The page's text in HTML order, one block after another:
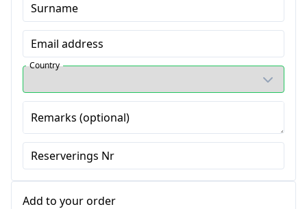
Surname
Email address
Country
Remarks (optional)
Reserverings Nr
Add to your order